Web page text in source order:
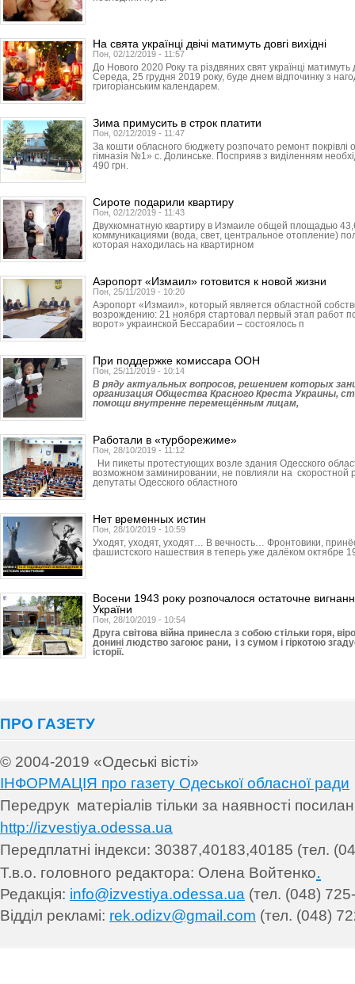
На свята українці двічі матимуть довгі вихідні
Пон, 02/12/2019 - 11:57
До Нового 2020 Року та різдвяних свят українці матимуть
Середа, 25 грудня 2019 року, буде днем відпочинку з
григоріанським календарем.
Зима примусить в строк платити
Пон, 02/12/2019 - 11:47
За кошти обласного бюджету розпочато ремонт покрівлі
гімназія №1» с. Долинське. Посприяв з виділенням
490 грн.
Сироте подарили квартиру
Пон, 02/12/2019 - 11:43
Двухкомнатную квартиру в Измаиле общей площадью
коммуникациями (вода, свет, центральное отопление)
которая находилась на квартирном
Аэропорт «Измаил» готовится к новой жизни
Пон, 25/11/2019 - 10:20
Аэропорт «Измаил», который является областной
возрождению: 21 ноября стартовал первый этап работ
ворот» украинской Бессарабии – состоялось п
При поддержке комиссара ООН
Пон, 25/11/2019 - 10:14
В ряду актуальных вопросов, решением которых
организация Общества Красного Креста Украины,
помощи внутренне перемещённым лицам,
Работали в «турборежиме»
Пон, 28/10/2019 - 11:12
Ни пикеты протестующих возле здания Одесского
возможном заминировании, не повлияли на скоростной
депутаты Одесского областного
Нет временных истин
Пон, 28/10/2019 - 10:59
Уходят, уходят, уходят… В вечность… Фронтовики,
фашистского нашествия в теперь уже далёком октябре
Восени 1943 року розпочалося остаточне
України
Пон, 28/10/2019 - 10:54
Друга світова війна принесла з собою стільки горя,
донині людство загоює рани, і з сумом і гіркотою
історії.
ПРО ГАЗЕТУ
© 2004-2019 «Одеські вісті»
ІНФОРМАЦІЯ про газету Одеської обласної ради
Передрук матеріалів тільки за наявності
http://izvestiya.odessa.ua
Передплатні індекси: 30387,40183,40185 (тел.
Т.в.о. головного редактора: Олена Войтенко.
Редакція: info@izvestiya.odessa.ua (тел. (048)
Відділ рекламі: rek.odizv@gmail.com (тел. (048)